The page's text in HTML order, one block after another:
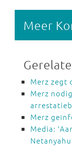
Meer
Merz zegt
Merz
Merz
Media: